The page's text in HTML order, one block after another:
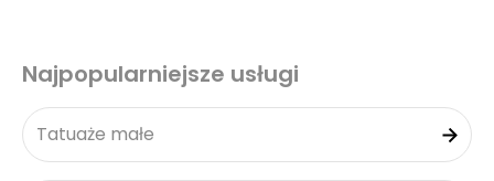
Najpopularniejsze usługi
Tatuaże małe